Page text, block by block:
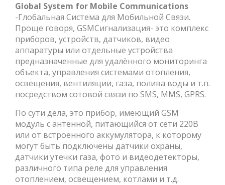
Global System for Mobile Communications
-Глобальная Система для Мобильной Связи.
Проще говоря, GSMСигнализация- это комплекс
приборов, устройств, датчиков, видео
аппаратуры или отдельные устройства
предназначенные для удалённого мониторинга
объекта, управления системами отопления,
освещения, вентиляции, газа, полива воды и т.п.
посредством сотовой связи по SMS, MMS, GPRS.
По сути дела, это прибор, имеющий GSM
модуль с антенной, питающийся от сети 220В
или от встроенного аккумулятора, к которому
могут быть подключены датчики охраны,
датчики утечки газа, фото и видеодетекторы,
различного типа реле для управления
отоплением, освещением, котлами и т.д.